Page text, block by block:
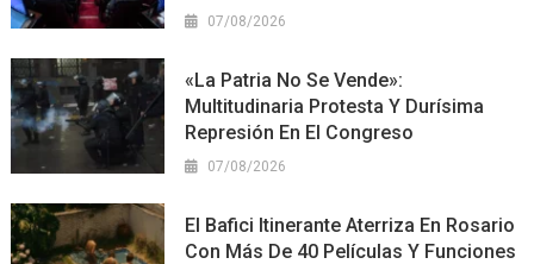
07/08/2026
«La Patria No Se Vende»:
Multitudinaria Protesta Y Durísima
Represión En El Congreso
07/08/2026
El Bafici Itinerante Aterriza En Rosario
Con Más De 40 Películas Y Funciones